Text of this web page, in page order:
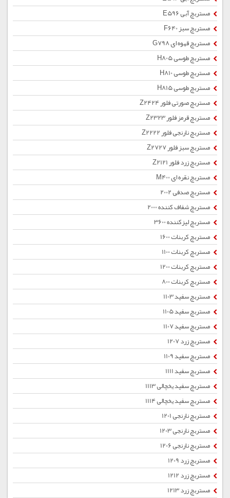
مستربچ آبی E596
مستربچ سبز F640
مستربچ قهوه ای G798
مستربچ طوسی H805
مستربچ طوسی H810
مستربچ طوسی H815
مستربچ صورتی فلور Z2424
مستربچ قرمز فلور Z2323
مستربچ نارنجی فلور Z2222
مستربچ سبز فلور Z2727
مستربچ زرد فلور Z2121
مستربچ نقره ای M400
مستربچ صدفی 2002
مستربچ شفاف کننده 2000
مستربچ لیزکننده 3600
مستربچ کربنات 1600
مستربچ کربنات 1100
مستربچ کربنات 1200
مستربچ کربنات 800
مستربچ سفید 1103
مستربچ سفید 1105
مستربچ سفید 1107
مستربچ زرد 1207
مستربچ سفید 1109
مستربچ سفید 1111
مستربچ سفید یخچالی 1113
مستربچ سفید یخچالی 1114
مستربچ نارنجی 1201
مستربچ نارنجی 1203
مستربچ نارنجی 1206
مستربچ زرد 1209
مستربچ زرد 1212
مستربچ زرد 1213